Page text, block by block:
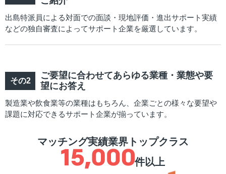
出島特派員による対面での面談・現地評価・進出サポート実績
などの独自審査によってサポート企業を厳選しています。
ご要望に合わせてあらゆる業種・業態や要
望にお答え
製造業や飲食業等の業種はもちろん、企業ごとの様々な要望や
課題に対応できるサポート企業が揃っています。
マッチング実績業界トップクラス
件以上